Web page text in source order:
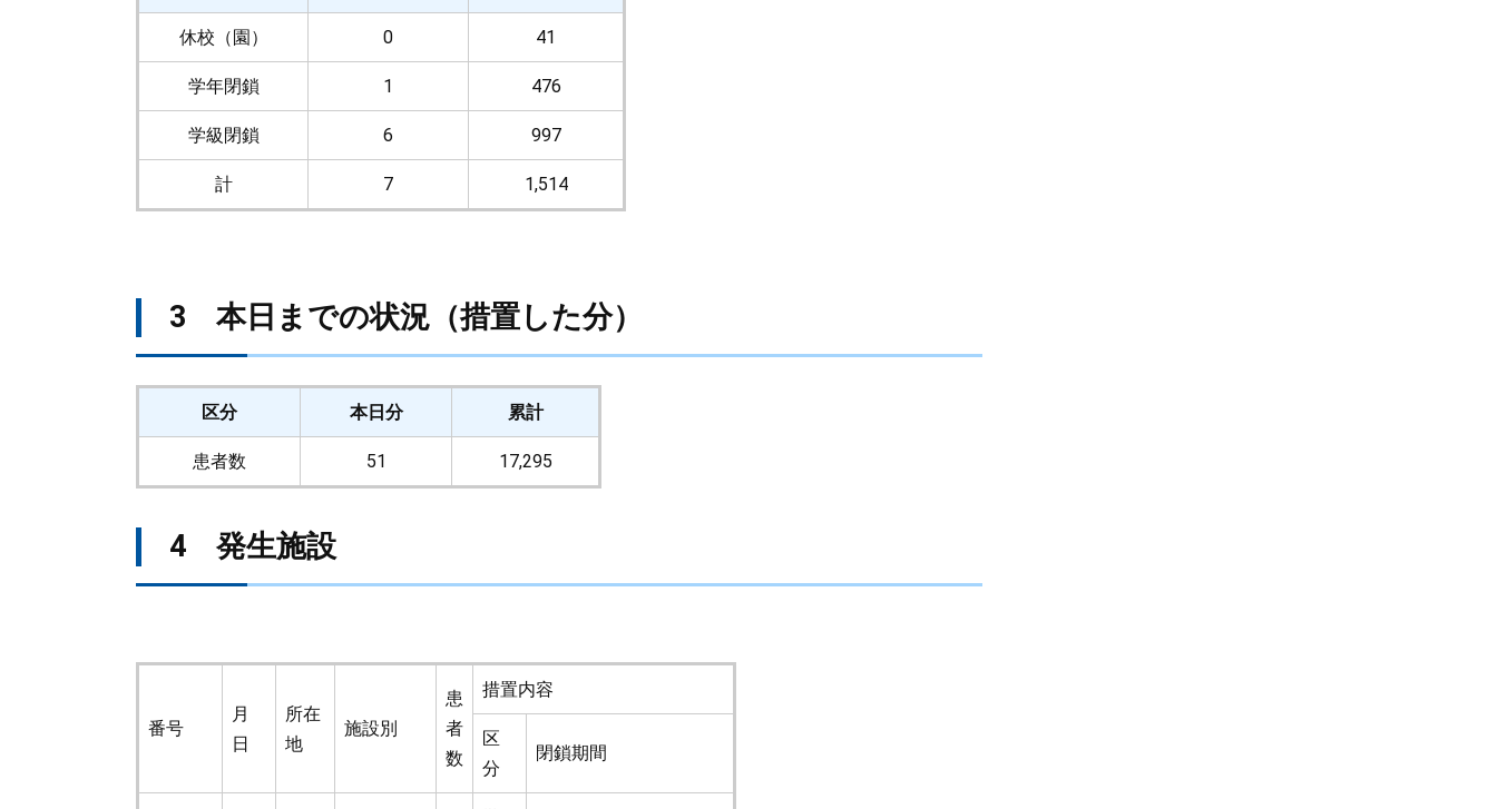
休校（園） 0 41
学年閉鎖 1 476
学級閉鎖 6 997
計 7 1,514
3 本日までの状況（措置した分）
区分 本日分 累計
患者数 51 17,295
4 発生施設
番号
月
日
所在
地
施設別
患
者
数
措置内容
区
分
閉鎖期間